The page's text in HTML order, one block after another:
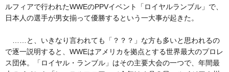
ルフィアで行われたWWEのPPVイベント「ロイヤルランブル」で、
日本人の選手が男女揃って優勝するという一大事が起きた。
……と、いきなり言われても「？？？」な方も多いと思われるの
で逐一説明すると、WWEはアメリカを拠点とする世界最大のプロレ
ス団体。「ロイヤル・ランブル」はその主要大会の一つで、年間最